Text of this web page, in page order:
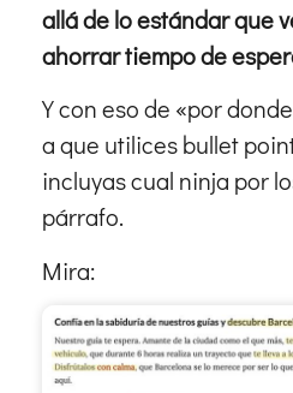
allá de lo estándar que
ahorrar tiempo de
Y con eso de «por
a que utilices bullet
incluyas cual ninja por
párrafo.
Mira: